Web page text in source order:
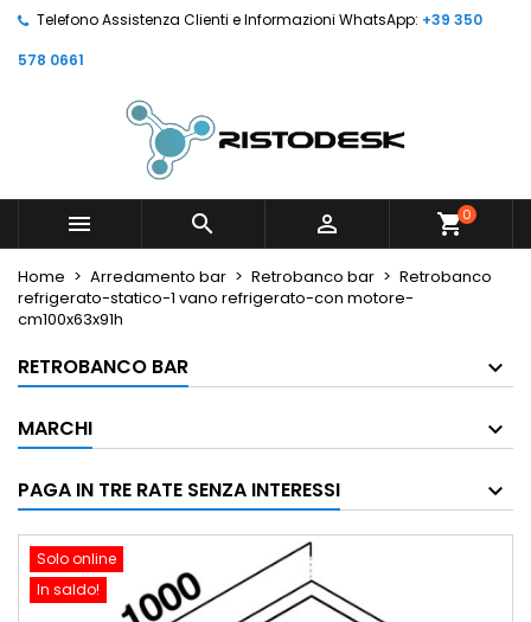
Telefono Assistenza Clienti e Informazioni WhatsApp: +39 350
578 0661
   shopping_cart0
Home Arredamento bar Retrobanco bar
Retrobanco
refrigerato-statico-1 vano refrigerato-con motore-
cm100x63x91h
RETROBANCO BAR
MARCHI
PAGA IN TRE RATE SENZA INTERESSI
Solo online
In saldo!